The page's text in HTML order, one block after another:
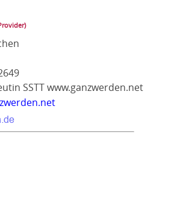
SSTT www.ganzwerden.net